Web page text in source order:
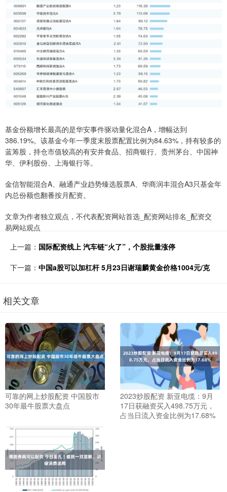
基金份额增长最高的是华安事件驱动量化混合A，增幅达到
386.19%。该基金今年一季度末股票配置比例为84.63%，持有较多的
蓝筹股，持仓市值较高的有安井食品、招商银行、贵州茅台、中国神
华、伊利股份、上海银行等。
金信智能混合A、融通产业趋势臻选股票A、华商润丰混合A3只基金年
内总份额也翻番按月配资。
文章为作者独立观点，不代表配资网站首选_配资网站排名_配资交
易网站观点
上一篇： 国际配资线上 汽车链“火了”，个股批量涨停
下一篇： 中国a股可以加杠杆 5月23日谢瑞麟黄金价格1004元/克
相关文章
可靠的网上炒股配资 中国股市
30年最牛股票大盘点
2023炒股配资 新亚电缆：9月
17日获融资买入498.75万元，
占当日流入资金比例为17.68%